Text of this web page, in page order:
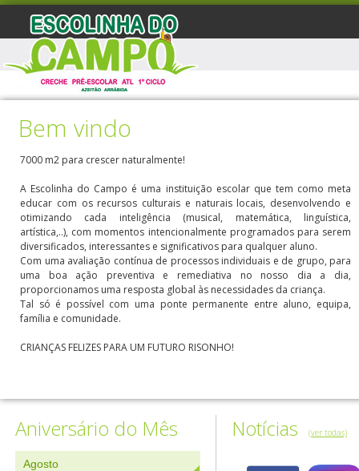
Bem vindo
7000 m2 para crescer naturalmente!
A Escolinha do Campo é uma instituição escolar que tem como meta
educar com os recursos culturais e naturais locais, desenvolvendo e
otimizando cada inteligência (musical, matemática, linguística,
artística,..), com momentos intencionalmente programados para serem
diversificados, interessantes e significativos para qualquer aluno.
Com uma avaliação contínua de processos individuais e de grupo, para
uma boa ação preventiva e remediativa no nosso dia a dia,
proporcionamos uma resposta global às necessidades da criança.
Tal só é possível com uma ponte permanente entre aluno, equipa,
família e comunidade.
CRIANÇAS FELIZES PARA UM FUTURO RISONHO!
Aniversário do Mês
Agosto
Notícias (ver todas)